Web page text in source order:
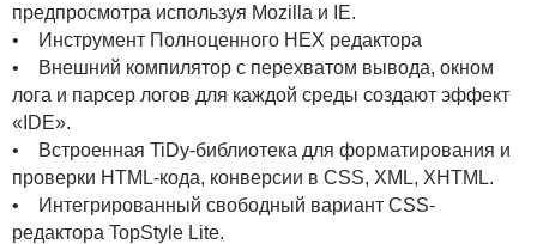
предпросмотра используя Mozilla и IE.
• Инструмент Полноценного HEX редактора
• Внешний компилятор с перехватом вывода, окном
лога и парсер логов для каждой среды создают эффект
«IDE».
• Встроенная TiDy-библиотека для форматирования и
проверки HTML-кода, конверсии в CSS, XML, XHTML.
• Интегрированный свободный вариант CSS-
редактора TopStyle Lite.